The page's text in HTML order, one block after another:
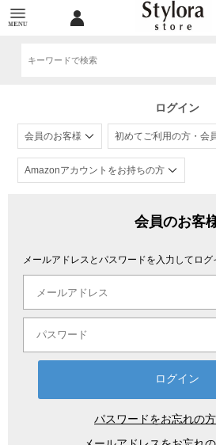
ログイン
会員のお客様 初めてご利用の方・会
Amazonアカウントをお持ちの方
会員のお客
メールアドレスとパスワードを入力してログ
パスワードをお忘れの